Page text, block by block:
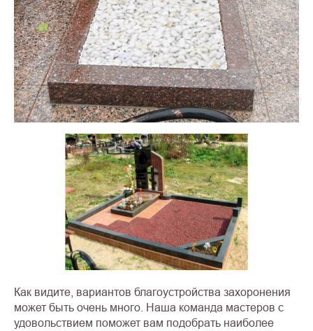
Как видите, вариантов благоустройства захоронения
может быть очень много. Наша команда мастеров с
удовольствием поможет вам подобрать наиболее